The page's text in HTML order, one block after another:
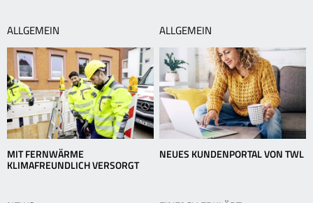
ALLGEMEIN
MIT FERNWÄRME
KLIMAFREUNDLICH VERSORGT
ALLGEMEIN
NEUES KUNDENPORTAL VON TWL